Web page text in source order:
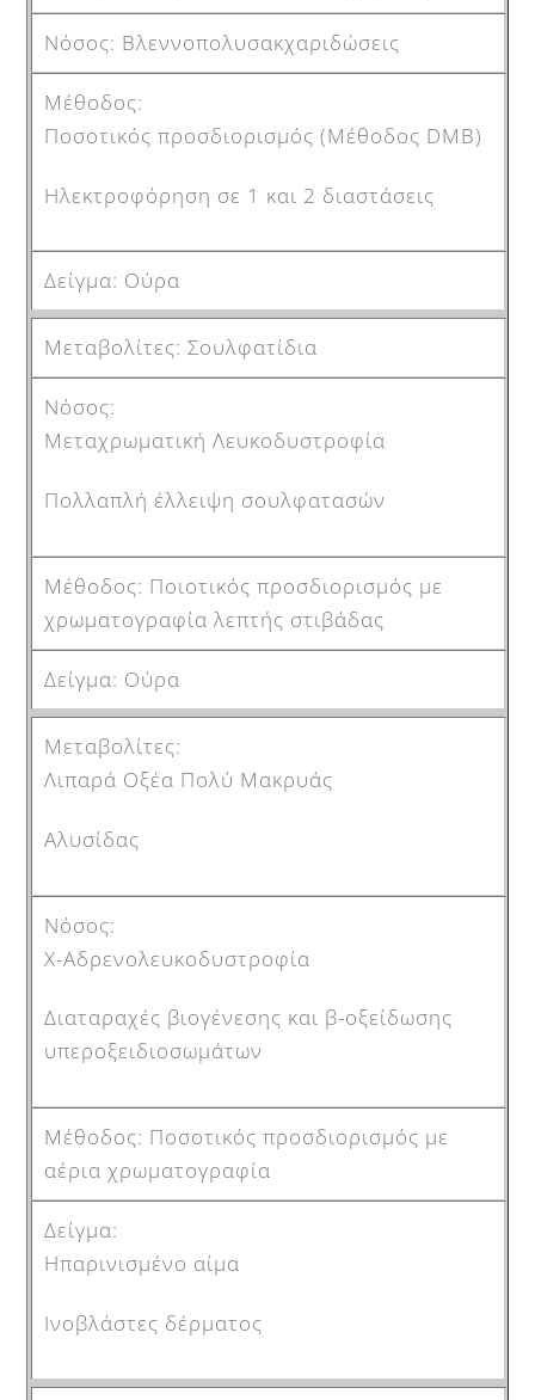
Βλεννοπολυσακχαριδώσεις
Ποσοτικός προσδιορισμός (Μέθοδος DMB)
Ηλεκτροφόρηση σε 1 και 2 διαστάσεις
Ούρα
Σουλφατίδια
Μεταχρωματική Λευκοδυστροφία
Πολλαπλή έλλειψη σουλφατασών
Ποιοτικός προσδιορισμός με
χρωματογραφία λεπτής στιβάδας
Ούρα
Λιπαρά Οξέα Πολύ Μακρυάς
Αλυσίδας
Χ-Αδρενολευκοδυστροφία
Διαταραχές βιογένεσης και β-οξείδωσης
υπεροξειδιοσωμάτων
Ποσοτικός προσδιορισμός με
αέρια χρωματογραφία
Ηπαρινισμένο αίμα
Ινοβλάστες δέρματος